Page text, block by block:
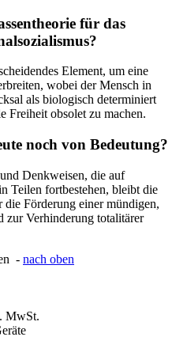
für das
Element, um eine
wobei der Mensch in
als biologisch determiniert
Freiheit obsolet zu machen.
noch von Bedeutung?
Denkweisen, die auf
Teilen fortbestehen, bleibt die
Förderung einer mündigen,
zur Verhinderung totalitärer
- nach oben
MwSt.